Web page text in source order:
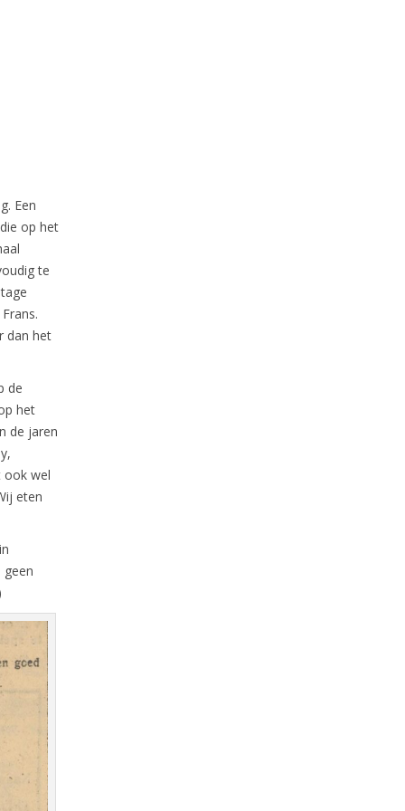
Een
op het
te
dan het
de
het
de jaren
ook wel
eten
geen